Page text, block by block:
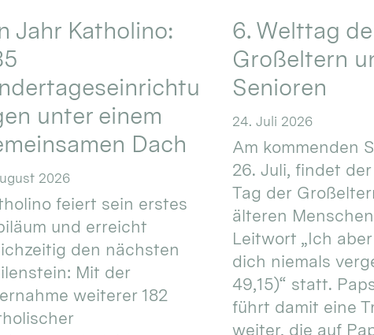
Jahr Katholino:
unter einem
Dach
2026
feiert sein erstes
und erreicht
den nächsten
Mit der
weiterer 182
6. Welttag
Großeltern
Senioren
24. Juli 2026
Am kommenden
26. Juli, findet
Tag der
älteren
Leitwort „Ich
dich niemals
49,15)“ statt.
führt damit eine
weiter, die auf